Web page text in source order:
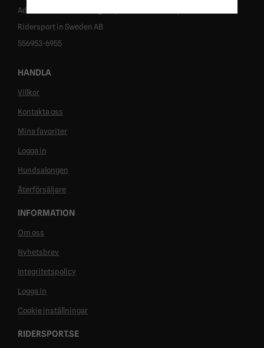
Adress: Tomtaholmsvägen 1, 269 41 Östra Karup
Ridersport in Sweden AB
556953-6955
HANDLA
Villkor
Kontakta oss
Mina favoriter
Logga in
Hundsalongen
Återförsäljare
INFORMATION
Om oss
Nyhetsbrev
Integritetspolicy
Logga in
Cookie inställningar
RIDERSPORT.SE